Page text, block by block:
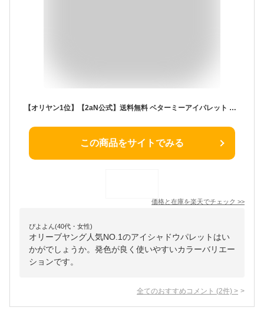
【オリヤン1位】【2aN公式】送料無料 ベターミーアイパレット トゥーエーエヌ 韓国コスメ アイシャドウパレット アイシャドウパレット アイパレット 高発色 密着 メイクアップ メイク
この商品をサイトでみる
価格と在庫を楽天でチェック >>
ぴよよん(40代・女性)
オリーブヤング人気NO.1のアイシャドウパレットはい
かがでしょうか。発色が良く使いやすいカラーバリエー
ションです。
全てのおすすめコメント (2件) >